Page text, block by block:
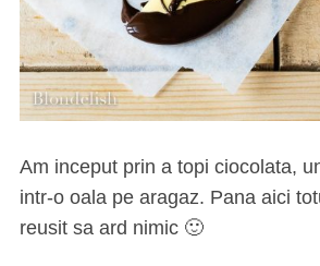
Am inceput prin a topi ciocolata,
intr-o oala pe aragaz. Pana aici
reusit sa ard nimic 🙂